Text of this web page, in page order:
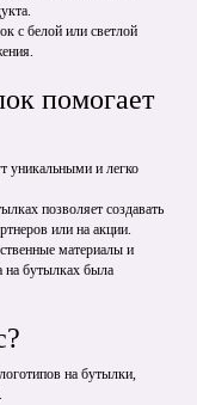
с белой или светлой
помогает
уникальными и легко
позволяет создавать
или на акции.
материалы и
на бутылках была
на бутылки,